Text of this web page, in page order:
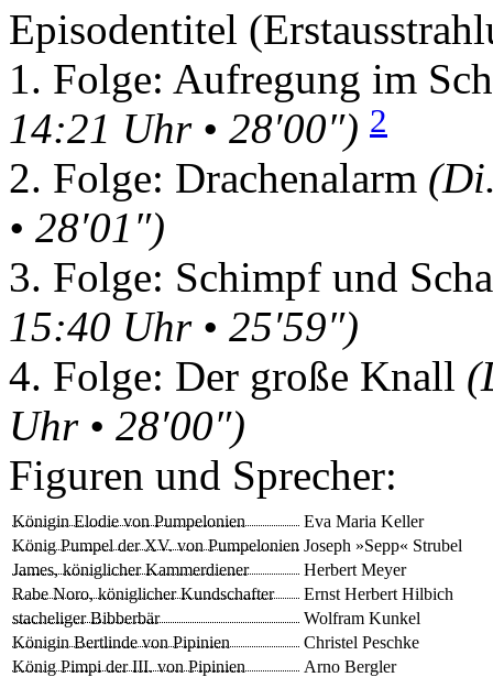
Episodentitel
1. Folge: Aufregung im
14:21 Uhr • 28′00″) 2
2. Folge: Drachenalarm
• 28′01″)
3. Folge: Schimpf und
15:40 Uhr • 25′59″)
4. Folge: Der große Knall
Uhr • 28′00″)
Figuren und Sprecher:
Königin Elodie von Pumpelonien
Eva Maria Keller
König Pumpel der XV. von Pumpelonien Joseph »Sepp« Strubel
James, königlicher Kammerdiener
Herbert Meyer
Rabe Noro, königlicher Kundschafter
Ernst Herbert Hilbich
stacheliger Bibberbär
Wolfram Kunkel
Königin Bertlinde von Pipinien
Christel Peschke
König Pimpi der III. von Pipinien
Arno Bergler